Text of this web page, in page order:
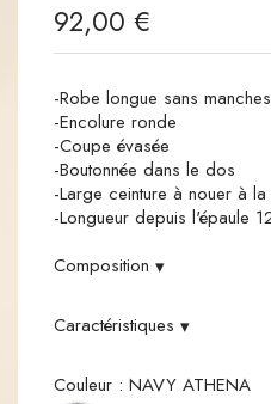
92,00 €
-Robe longue sans
-Encolure ronde
-Coupe évasée
-Boutonnée dans le dos
-Large ceinture à nouer à la
-Longueur depuis l'épaule
Composition ▾
Caractéristiques ▾
Couleur : NAVY ATHENA